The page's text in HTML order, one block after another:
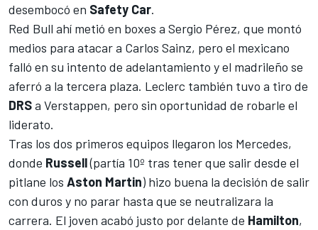
desembocó en Safety Car.
Red Bull ahí metió en boxes a Sergio Pérez, que montó
medios para atacar a Carlos Sainz, pero el mexicano
falló en su intento de adelantamiento y el madrileño se
aferró a la tercera plaza. Leclerc también tuvo a tiro de
DRSa Verstappen, pero sin oportunidad de robarle el
liderato.
Tras los dos primeros equipos llegaron los Mercedes,
donde Russell(partía 10º tras tener que salir desde el
pitlane los Aston Martin) hizo buena la decisión de salir
con duros y no parar hasta que se neutralizara la
carrera. El joven acabó justo por delante de Hamilton,